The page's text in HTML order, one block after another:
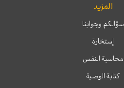
المزيد
سؤالكم وجوابنا
إستخارة
محاسبة النفس
كتابة الوصية